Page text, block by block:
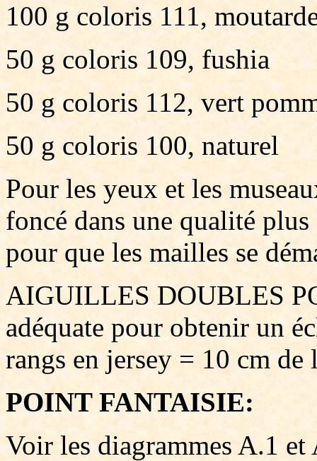
100 g coloris 111,
50 g coloris 109, fushia
50 g coloris 112, vert
50 g coloris 100, naturel
Pour les yeux et les
foncé dans une qualité
pour que les mailles se
AIGUILLES DOUBLES
adéquate pour obtenir un
rangs en jersey = 10 cm de
POINT FANTAISIE:
Voir les diagrammes A.1 et